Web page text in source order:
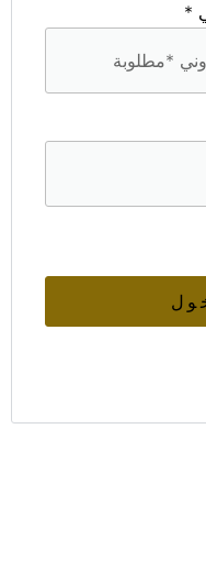
*